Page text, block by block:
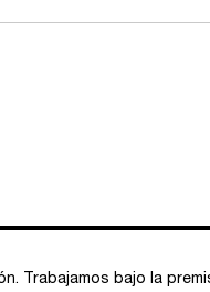
Trabajamos bajo la